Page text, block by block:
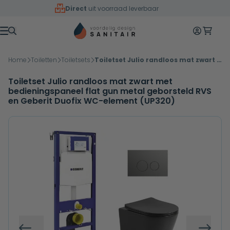
Overslaan naar inhoud
Direct uit voorraad leverbaar
Menu
Mijn
Home Toiletten Toiletsets Toiletset Julio randloos mat zwart met bedieningspaneel flat gun metal geborsteld RVS en Geberit Duofix WC-element (UP320)
Toiletset Julio randloos mat zwart met
bedieningspaneel flat gun metal geborsteld RVS
en Geberit Duofix WC-element (UP320)